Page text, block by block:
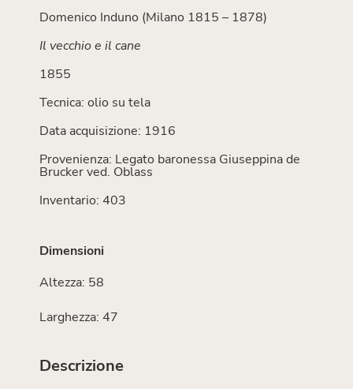
Domenico Induno (Milano 1815 – 1878)
Il vecchio e il cane
1855
Tecnica: olio su tela
Data acquisizione: 1916
Provenienza: Legato baronessa Giuseppina de
Brucker ved. Oblass
Inventario: 403
Dimensioni
Altezza: 58
Larghezza: 47
Descrizione